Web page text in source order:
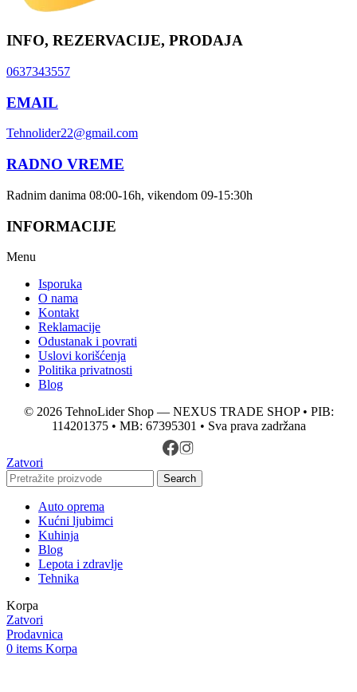
INFO, REZERVACIJE, PRODAJA
0637343557
EMAIL
Tehnolider22@gmail.com
RADNO VREME
Radnim danima 08:00-16h, vikendom 09-15:30h
INFORMACIJE
Menu
Isporuka
O nama
Kontakt
Reklamacije
Odustanak i povrati
Uslovi korišćenja
Politika privatnosti
Blog
© 2026 TehnoLider Shop — NEXUS TRADE SHOP • PIB:
114201375 • MB: 67395301 • Sva prava zadržana
Zatvori
Search
Auto oprema
Kućni ljubimci
Kuhinja
Blog
Lepota i zdravlje
Tehnika
Korpa
Zatvori
Prodavnica
0 items Korpa